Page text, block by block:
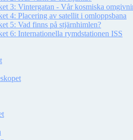
3: Vintergatan - Vår kosmiska
4: Placering av satellit i omloppsbana
5: Vad finns på stjärnhimlen?
6: Internationella rymdstationen ISS